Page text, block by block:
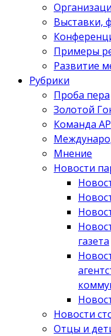
Выставки,
Примеры
Развитие
Рубрики
Проба пера
Золотой
Команда
Мнение
Новости
газета
Новости
Отцы и